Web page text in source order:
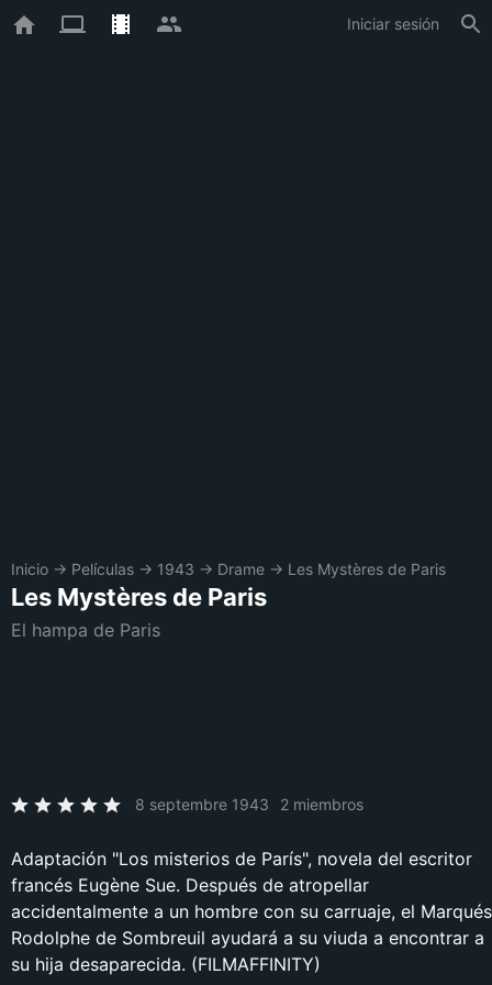
Iniciar sesión
Inicio → Películas → 1943 → Drame → Les Mystères de Paris
Les Mystères de Paris
El hampa de Paris
8 septembre 1943 2 miembros
Adaptación "Los misterios de París", novela del escritor
francés Eugène Sue. Después de atropellar
accidentalmente a un hombre con su carruaje, el Marqués
Rodolphe de Sombreuil ayudará a su viuda a encontrar a
su hija desaparecida. (FILMAFFINITY)